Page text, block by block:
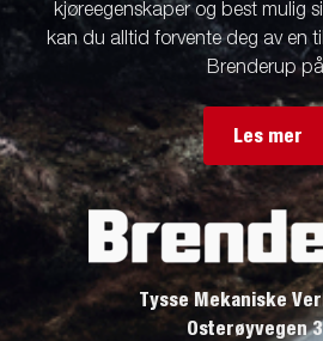
kjøreegenskaper og best mulig
kan du alltid forvente deg av en
Brenderup
Les mer
Tysse Mekaniske
Osterøyvegen